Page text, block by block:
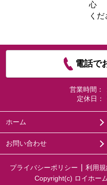
心
くだ
電話で
営業時間：
定休日：
ホーム
お問い合わせ
プライバシーポリシー 利用規
Copyright(c) ロイホー